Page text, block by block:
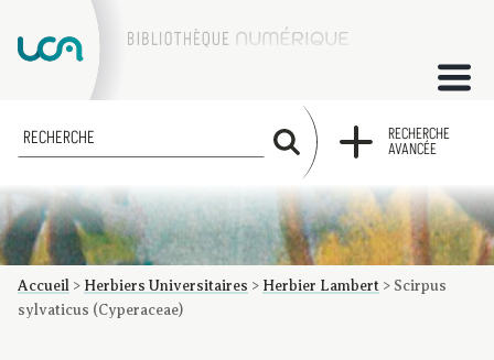
ACCUEIL
COLLECTIONS
FACTUMS
Les factums à la BU
Présentation du corpus de factums de la collection Marie
Bibliographie
Glossaire
Index de recherche
RECHERCHE
RECHERCHE
AVANCÉE
Accueil > Herbiers Universitaires > Herbier Lambert > Scirpus
sylvaticus (Cyperaceae)